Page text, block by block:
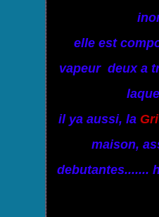
elle est
vapeur deux a
il ya aussi, la
maison,
debutantes.......